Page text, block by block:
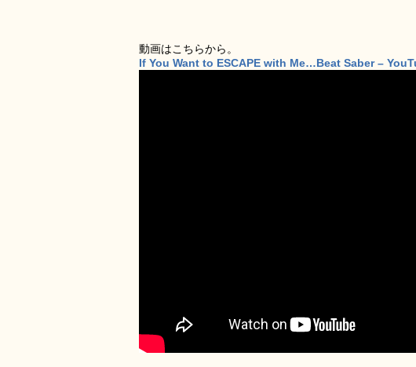
動画はこちらから。
If You Want to ESCAPE with Me…Beat Saber –